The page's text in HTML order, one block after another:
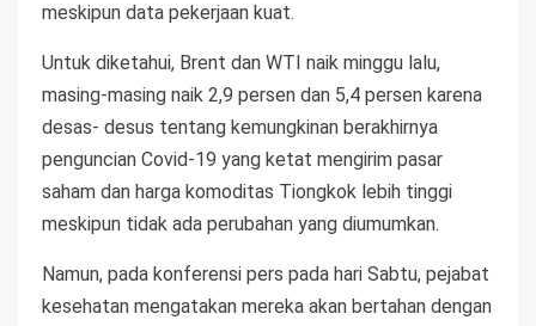
meskipun data pekerjaan kuat.
Untuk diketahui, Brent dan WTI naik minggu lalu,
masing-masing naik 2,9 persen dan 5,4 persen karena
desas- desus tentang kemungkinan berakhirnya
penguncian Covid-19 yang ketat mengirim pasar
saham dan harga komoditas Tiongkok lebih tinggi
meskipun tidak ada perubahan yang diumumkan.
Namun, pada konferensi pers pada hari Sabtu, pejabat
kesehatan mengatakan mereka akan bertahan dengan